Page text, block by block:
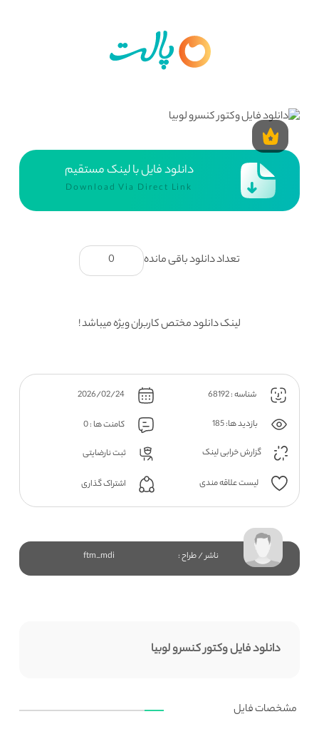
دانلود فایل با لینک مستقیم
Download Via Direct Link
تعداد دانلود باقی مانده 0
لینک دانلود مختص کاربران ویژه میباشد !
شناسه : 68192 2026/02/24
بازدید ها: 185
کامنت ها : 0
گزارش خرابی لینک
ثبت نارضایتی
لیست علاقه مندی اشتراک گذاری
ناشر / طراح : ftm_mdi
دانلود فایل وکتور کنسرو لوبیا
مشخصات فایل